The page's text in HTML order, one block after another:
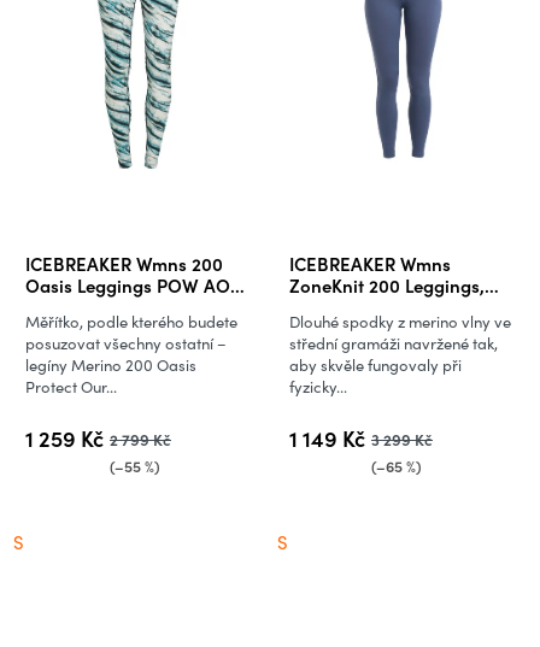
ICEBREAKER Wmns 200
Oasis Leggings POW AOP,
1 259 Kč 2 799 Kč
(–55 %)
Měřítko, podle kterého budete
posuzovat všechny ostatní –
legíny Merino 200 Oasis
Protect Our...
S
ICEBREAKER Wmns
ZoneKnit 200 Leggings,
1 149 Kč 3 299 Kč
(–65 %)
Dlouhé spodky z merino vlny ve
střední gramáži navržené tak,
aby skvěle fungovaly při
fyzicky...
S